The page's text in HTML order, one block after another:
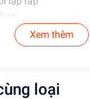
hợp: 5-12 tuổi
đúng trình tự
Xem thêm
loại